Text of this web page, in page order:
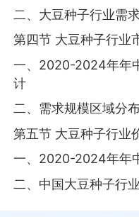
二、大豆种子行业需
第四节 大豆种子行业
一、2020-2024年年
计
二、需求规模区域分
第五节 大豆种子行业
一、2020-2024年年
二、中国大豆种子行